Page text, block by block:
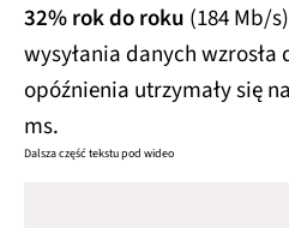
32% rok do roku (184 Mb/
wysyłania danych wzrosła
opóźnienia utrzymały się
ms.
Dalsza część tekstu pod wideo